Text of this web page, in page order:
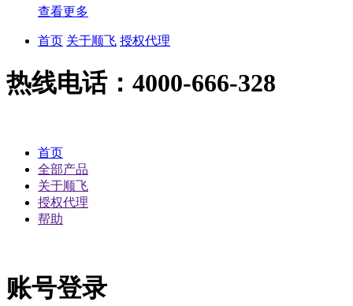
查看更多
首页 关于顺飞 授权代理
热线电话：4000-666-328
首页
全部产品
关于顺飞
授权代理
帮助
账号登录